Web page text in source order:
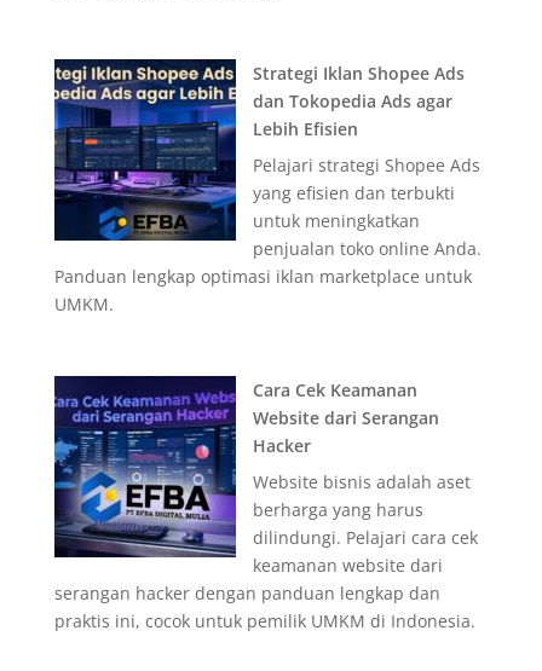
Strategi Iklan Shopee Ads
dan Tokopedia Ads agar
Lebih Efisien
Pelajari strategi Shopee Ads
yang efisien dan terbukti
untuk meningkatkan
penjualan toko online Anda.
Panduan lengkap optimasi iklan marketplace untuk
UMKM.
Cara Cek Keamanan
Website dari Serangan
Hacker
Website bisnis adalah aset
berharga yang harus
dilindungi. Pelajari cara cek
keamanan website dari
serangan hacker dengan panduan lengkap dan
praktis ini, cocok untuk pemilik UMKM di Indonesia.